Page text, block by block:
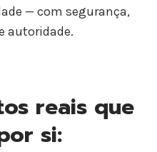
— com segurança,
autoridade.
reais que
si: